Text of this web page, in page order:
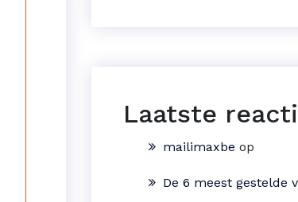
Laatste
mailimaxbe op
De 6 meest gestelde